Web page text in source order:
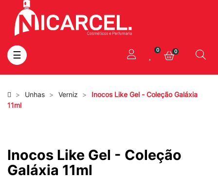
Toggle
navigation
☰ 0 0
Unhas Verniz
Inocos Like Gel - Coleção Galáxia
11ml
Inocos Like Gel - Coleção
Galáxia 11ml